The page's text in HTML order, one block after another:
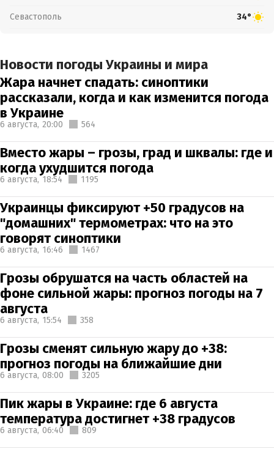
Севастополь 34°
Новости погоды Украины и мира
Жара начнет спадать: синоптики
рассказали, когда и как изменится погода
в Украине
6 августа, 20:00 564
Вместо жары – грозы, град и шквалы: где и
когда ухудшится погода
6 августа, 18:54 1195
Украинцы фиксируют +50 градусов на
"домашних" термометрах: что на это
говорят синоптики
6 августа, 16:46 1467
Грозы обрушатся на часть областей на
фоне сильной жары: прогноз погоды на 7
августа
6 августа, 15:54 358
Грозы сменят сильную жару до +38:
прогноз погоды на ближайшие дни
6 августа, 08:00 3205
Пик жары в Украине: где 6 августа
температура достигнет +38 градусов
6 августа, 06:40 809